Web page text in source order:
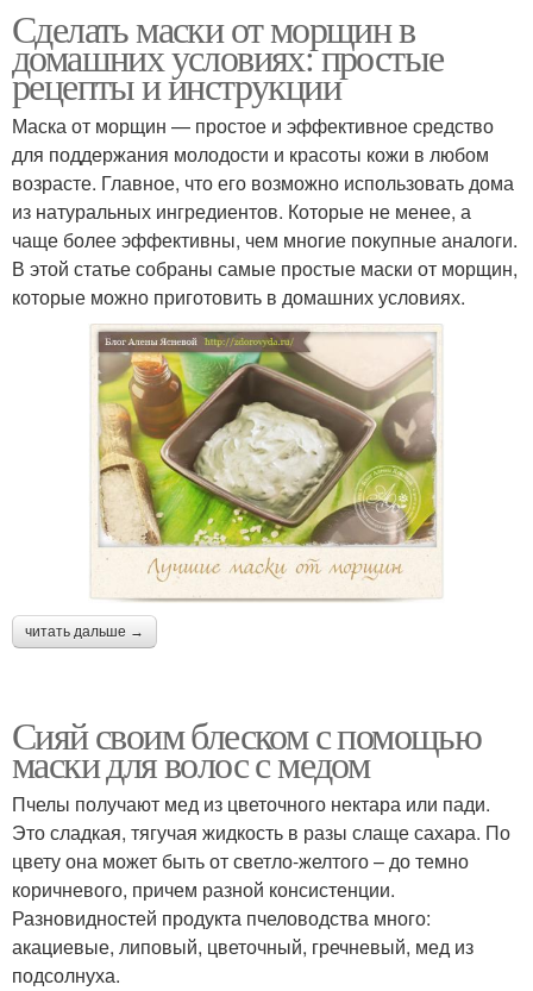
Сделать маски от морщин в
домашних условиях: простые
рецепты и инструкции
Маска от морщин — простое и эффективное средство
для поддержания молодости и красоты кожи в любом
возрасте. Главное, что его возможно использовать дома
из натуральных ингредиентов. Которые не менее, а
чаще более эффективны, чем многие покупные аналоги.
В этой статье собраны самые простые маски от морщин,
которые можно приготовить в домашних условиях.
читать дальше →
Сияй своим блеском с помощью
маски для волос с медом
Пчелы получают мед из цветочного нектара или пади.
Это сладкая, тягучая жидкость в разы слаще сахара. По
цвету она может быть от светло-желтого – до темно
коричневого, причем разной консистенции.
Разновидностей продукта пчеловодства много:
акациевые, липовый, цветочный, гречневый, мед из
подсолнуха.